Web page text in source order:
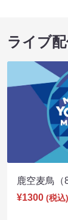
ライブ
鹿空麦鳥
¥1300 (税込)